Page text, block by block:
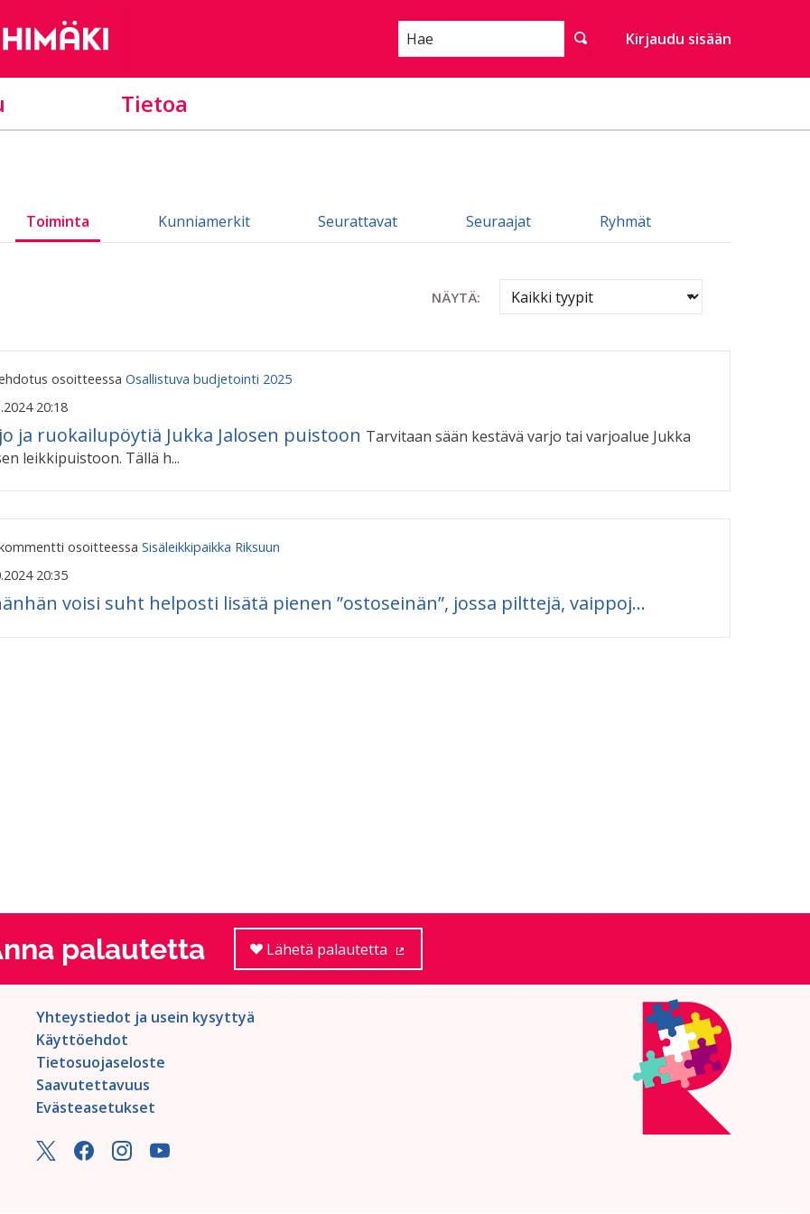
Hae Kirjaudu sisään
Tietoa
Toiminta Kunniamerkit Seurattavat Seuraajat Ryhmät
NÄYTÄ:
osoitteessa Osallistuva budjetointi 2025
20:18
ja ruokailupöytiä Jukka Jalosen puistoon Tarvitaan sään kestävä varjo tai varjoalue Jukka
leikkipuistoon. Tällä h...
osoitteessa Sisäleikkipaikka Riksuun
20:35
voisi suht helposti lisätä pienen ”ostoseinän”, jossa pilttejä, vaippoj...
palautetta Lähetä palautetta
Yhteystiedot ja usein kysyttyä
Käyttöehdot
Tietosuojaseloste
Saavutettavuus
Evästeasetukset